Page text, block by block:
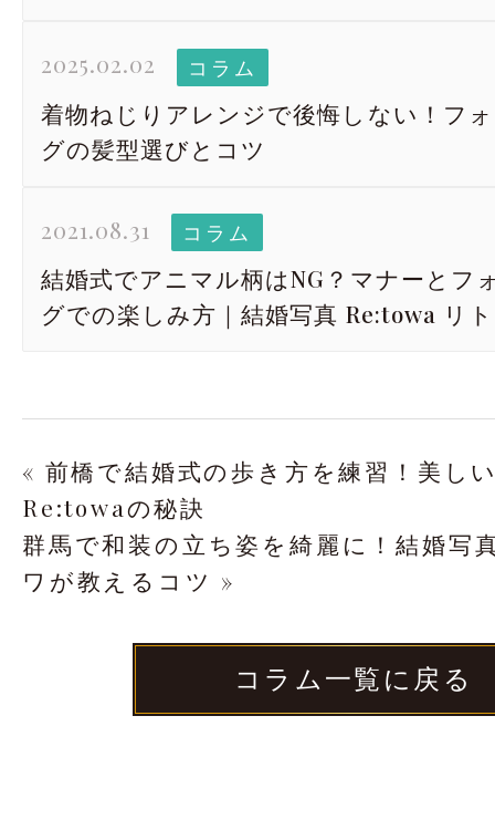
2025.02.02 コラム
着物ねじりアレンジで後悔しない！フ
グの髪型選びとコツ
2021.08.31 コラム
結婚式でアニマル柄はNG？マナーとフ
グでの楽しみ方｜結婚写真 Re:towa リ
« 前橋で結婚式の歩き方を練習！美し
Re:towaの秘訣
群馬で和装の立ち姿を綺麗に！結婚写
ワが教えるコツ »
コラム一覧に戻る